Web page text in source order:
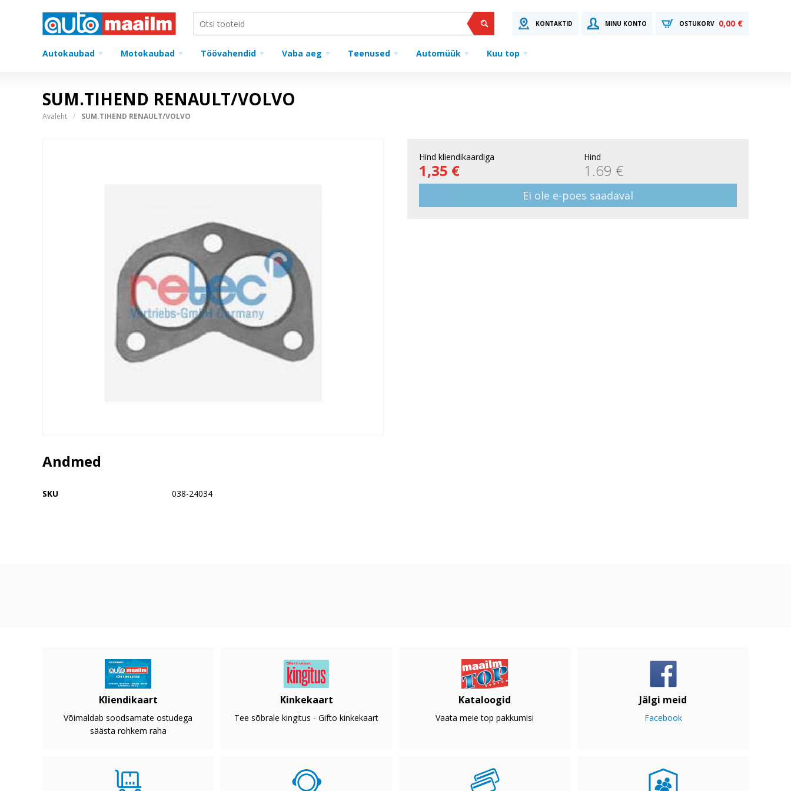
KONTAKTID MINU KONTO OSTUKORV 0,00 €
Autokaubad Motokaubad Töövahendid Vaba aeg Teenused Automüük Kuu top
SUM.TIHEND RENAULT/VOLVO
Avaleht SUM.TIHEND RENAULT/VOLVO
Hind kliendikaardiga
1,35 €
Hind
1.69 €
Ei ole e-poes saadaval
Andmed
SKU 038-24034
Kliendikaart
Võimaldab soodsamate ostudega
säästa rohkem raha
Kinkekaart
Tee sõbrale kingitus - Gifto kinkekaart
Kataloogid
Vaata meie top pakkumisi
Jälgi meid
Facebook